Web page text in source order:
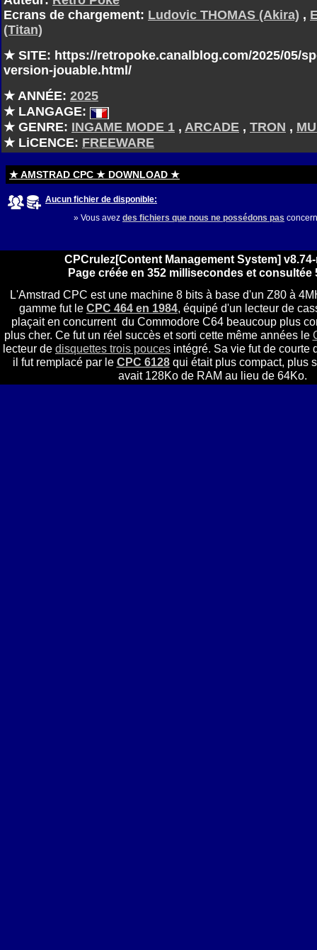
Ecrans de chargement: Ludovic THOMAS (Akira) ,
(Titan)
★ SITE: https://retropoke.canalblog.com/2025/05/
version-jouable.html/
★ ANNÉE: 2025
★ LANGAGE:
★ GENRE: INGAME MODE 1 , ARCADE , TRON ,
★ LiCENCE: FREEWARE
★ AMSTRAD CPC ★ DOWNLOAD ★
Aucun fichier de disponible:
» Vous avez des fichiers que nous ne possédons pas
CPCrulez[Content Management System]
Page créée en 352 millisecondes et consultée
L'Amstrad CPC est une machine 8 bits à base d'un Z80 à
gamme fut le CPC 464 en 1984, équipé d'un lecteur de
plaçait en concurrent du Commodore C64 beaucoup plus
plus cher. Ce fut un réel succès et sorti cette même années le
lecteur de disquettes trois pouces intégré. Sa vie fut de courte
il fut remplacé par le CPC 6128qui était plus compact, plus
avait 128Ko de RAM au lieu de 64Ko.